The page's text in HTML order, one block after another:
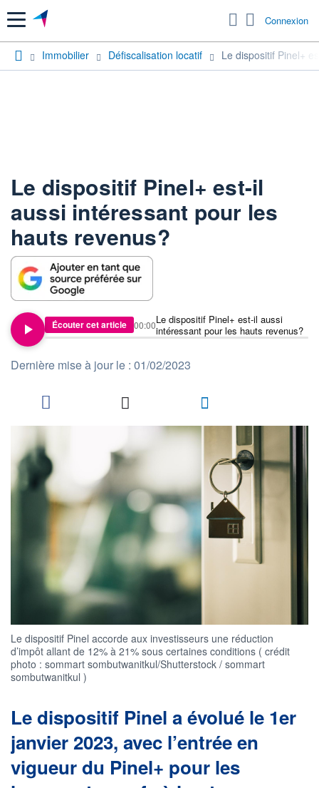
Menu Connexion
Immobilier Défiscalisation locatif Le dispositif Pinel+
Le dispositif Pinel+ est-il
aussi intéressant pour les
hauts revenus?
Écouter cet article
Le dispositif Pinel+ est-il aussi
intéressant pour les hauts revenus?
00:00
Dernière mise à jour le : 01/02/2023
Le dispositif Pinel accorde aux investisseurs une réduction
d’impôt allant de 12% à 21% sous certaines conditions ( crédit
photo : sommart sombutwanitkul/Shutterstock / sommart
sombutwanitkul )
Le dispositif Pinel a évolué le 1er
janvier 2023, avec l’entrée en
vigueur du Pinel+ pour les